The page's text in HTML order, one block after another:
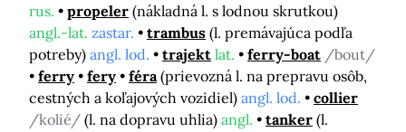
rus.
propeler (nákladná l. s lodnou skrutkou)
angl.-lat. zastar. trambus (l. premávajúca podľa
potreby) angl. lod. trajekt lat. ferry-boat /bout/
ferry
fery féra (prievozná l. na prepravu osôb,
cestných a koľajových vozidiel) angl. lod.
collier
/kolié/ (l. na dopravu uhlia) angl. tanker (l.